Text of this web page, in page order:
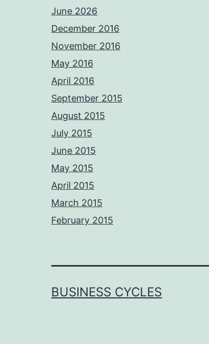
June 2026
December 2016
November 2016
May 2016
April 2016
September 2015
August 2015
July 2015
June 2015
May 2015
April 2015
March 2015
February 2015
BUSINESS CYCLES